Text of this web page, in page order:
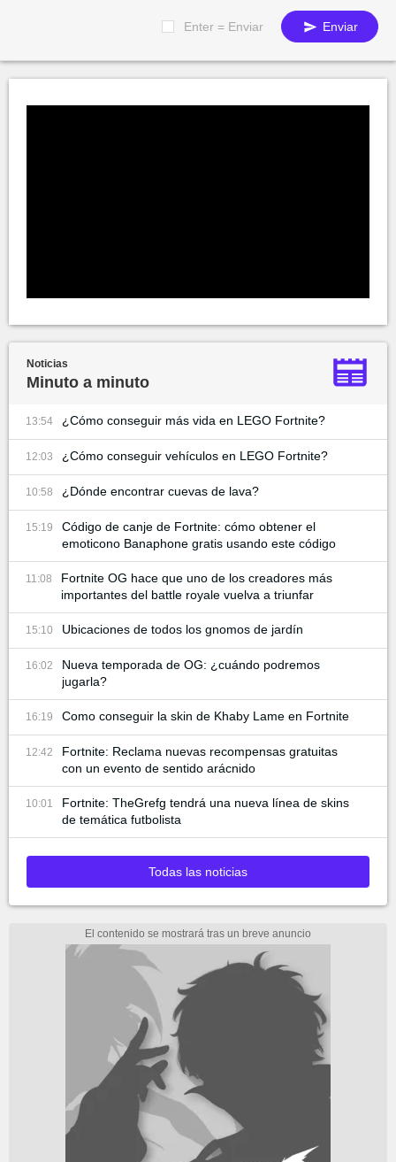
Enter = Enviar Enviar
Noticias
Minuto a minuto
13:54 ¿Cómo conseguir más vida en LEGO Fortnite?
12:03 ¿Cómo conseguir vehículos en LEGO Fortnite?
10:58 ¿Dónde encontrar cuevas de lava?
15:19
Código de canje de Fortnite: cómo obtener el
emoticono Banaphone gratis usando este código
11:08
Fortnite OG hace que uno de los creadores más
importantes del battle royale vuelva a triunfar
15:10 Ubicaciones de todos los gnomos de jardín
16:02
Nueva temporada de OG: ¿cuándo podremos
jugarla?
16:19 Como conseguir la skin de Khaby Lame en Fortnite
12:42
Fortnite: Reclama nuevas recompensas gratuitas
con un evento de sentido arácnido
10:01
Fortnite: TheGrefg tendrá una nueva línea de skins
de temática futbolista
Todas las noticias